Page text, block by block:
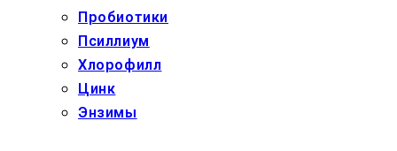
Пробиотики
Псиллиум
Хлорофилл
Цинк
Энзимы